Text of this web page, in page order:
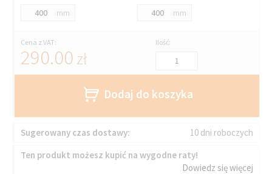
mm mm
Cena z VAT:
290.00 zł
Ilość:
Dodaj do koszyka
Sugerowany czas dostawy:
10 dni roboczych
Ten produkt możesz kupić na wygodne raty!
Dowiedz się więcej